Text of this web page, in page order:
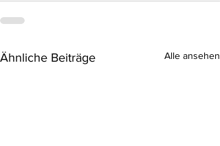
Ähnliche Beiträge Alle ansehen